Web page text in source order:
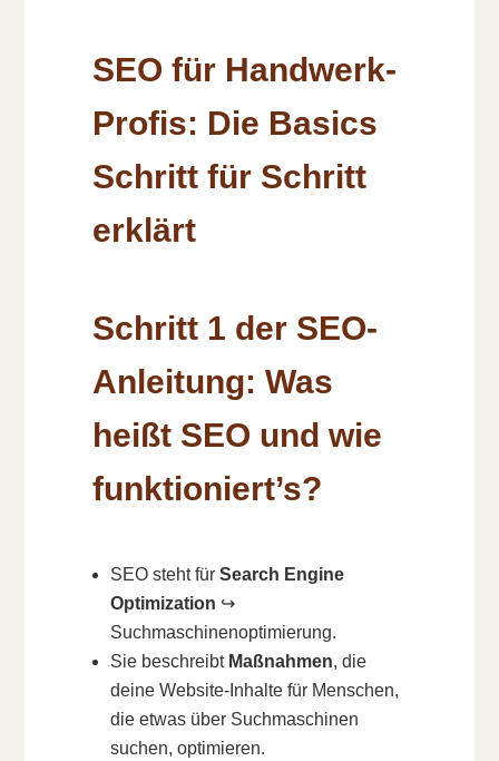
SEO für Handwerk-
Profis: Die Basics
Schritt für Schritt
erklärt
Schritt 1 der SEO-
Anleitung: Was
heißt SEO und wie
funktioniert’s?
SEO steht für Search Engine
Optimization ↪️
Suchmaschinenoptimierung.
Sie beschreibt Maßnahmen, die
deine Website-Inhalte für Menschen,
die etwas über Suchmaschinen
suchen, optimieren.